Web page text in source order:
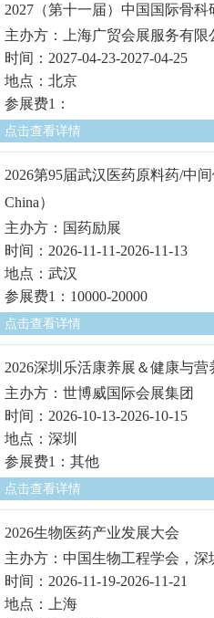
2027（第十一届）中国国际骨
主办方：上海广贸会展服务有限
时间：2027-04-23-2027-04-25
地点：北京
参展费1：
点击查看详情
2026第95届武汉医药原料药/中
China）
主办方：国药励展
时间：2026-11-11-2026-11-13
地点：武汉
参展费1：10000-20000
点击查看详情
2026深圳乐活康养展＆健康与
主办方：世博威国际会展集团
时间：2026-10-13-2026-10-15
地点：深圳
参展费1：其他
点击查看详情
2026生物医药产业发展大会
主办方：中国生物工程学会，
时间：2026-11-19-2026-11-21
地点：上海